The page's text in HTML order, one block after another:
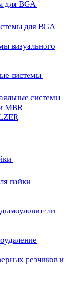
для BGA
для BGA
визуального
системы
системы
MBR
пайки
резчиков и